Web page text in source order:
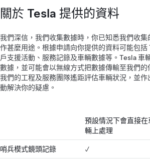
關於 Tesla 提供的資料
我們深信，我們收集數據時，你已知悉我們收
作甚麼用途。根據申請向你提供的資料可能包括
戶支援活動、服務記錄及車輛數據等。Tesla 車
數據，並可能會以無線方式把數據傳輸至我們
我們的工程及服務團隊遙距評估車輛狀況，並
動解決你的疑慮。
預設情況下會直接在
輛上處理
哨兵模式鏡頭記錄 ✓